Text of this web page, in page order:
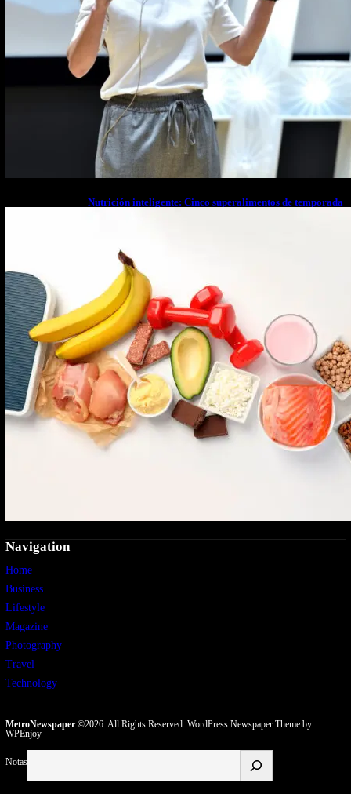
Nutrición inteligente: Cinco superalimentos de temporada
Navigation
Home
Business
Lifestyle
Magazine
Photography
Travel
Technology
MetroNewspaper©2026. All Rights Reserved. WordPress Newspaper Themeby
WPEnjoy
Notas